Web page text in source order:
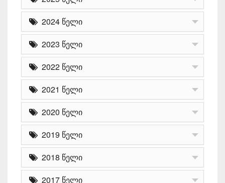
2024 წელი
2023 წელი
2022 წელი
2021 წელი
2020 წელი
2019 წელი
2018 წელი
2017 წელი